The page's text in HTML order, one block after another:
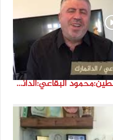
انتماء2020:موال لعيون فلسطين:محمود البقاعي:الدانمارك